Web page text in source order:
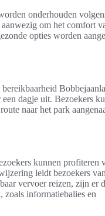
onderhouden
om het comfort
opties worden
dagje uit. Bezoekers
naar het park
kunnen profiteren
leidt bezoekers
vervoer reizen, zijn er
informatiebalies en